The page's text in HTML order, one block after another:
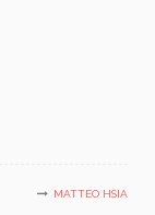
MATTEO HSIA